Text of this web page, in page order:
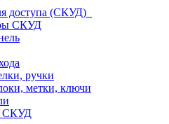
доступа (СКУД)
СКУД
ручки
метки, ключи
СКУД